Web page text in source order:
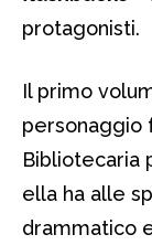
protagonisti.
Il primo
personaggio
Bibliotecaria
ella ha alle
drammatico